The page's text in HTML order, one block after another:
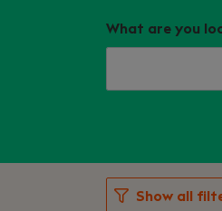
What are you
Show all